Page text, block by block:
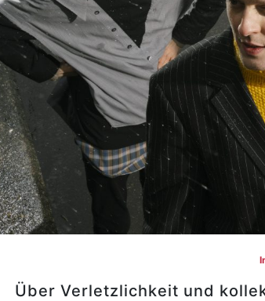
Über Verletzlichkeit und